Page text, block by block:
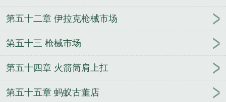
第五十二章 伊拉克枪械市场
第五十三 枪械市场
第五十四章 火箭筒肩上扛
第五十五章 蚂蚁古董店